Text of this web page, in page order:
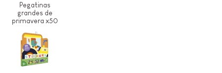
Pegatinas
grandes de
primavera x50